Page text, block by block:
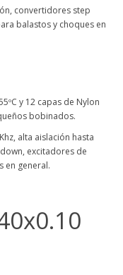
convertidores step
balastos y choques en
y 12 capas de Nylon
bobinados.
alta aislación hasta
excitadores de
en general.